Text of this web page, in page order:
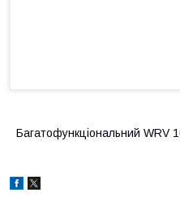
Багатофункціональний WRV